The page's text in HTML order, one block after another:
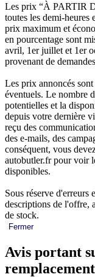
Les prix “À PARTIR
toutes les demi-heures
prix maximum et
en pourcentage sont
avril, 1er juillet et 1er
provenant de
Les prix annoncés
éventuels. Le nombre
potentielles et la
depuis votre dernière
reçu des
des e-mails, des
conséquent, vous
autobutler.fr pour voir
disponibles.
Sous réserve d'erreurs
descriptions de l'offre,
de stock.
Fermer
Avis portant